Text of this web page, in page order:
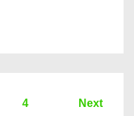
4 Next